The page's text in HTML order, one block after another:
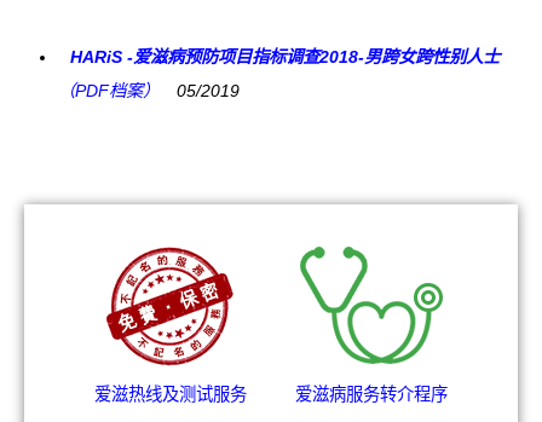
HARiS -爱滋病预防项目指标调查2018-男跨女跨性别人士
（PDF档案）
05/2019
爱滋热线及测试服务 爱滋病服务转介程序